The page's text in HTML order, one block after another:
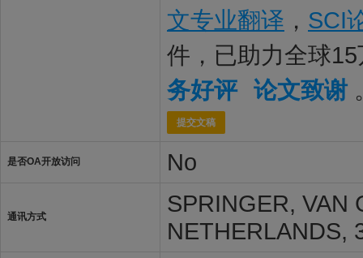
文专业翻译 ， SCI
件，已助力全球
务好评
论文致谢
提交文稿
是否OA开放访问 No
通讯方式
SPRINGER, VAN
NETHERLANDS,